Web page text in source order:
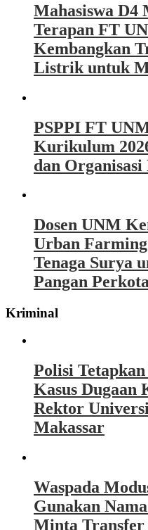
Mahasiswa D4
Terapan FT
Kembangkan
Listrik untuk
PSPPI FT
Kurikulum
dan Organisasi
Dosen UNM
Urban
Tenaga Surya
Pangan
Kriminal
Polisi
Kasus Dugaan
Rektor
Makassar
Waspada
Gunakan
Minta Transfer